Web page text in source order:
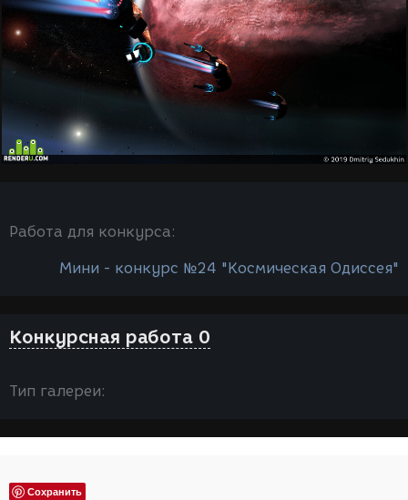
Работа для конкурса:
Мини - конкурс №24 "Космическая Одиссея"
Конкурсная работа 0
Тип галереи:
Сохранить